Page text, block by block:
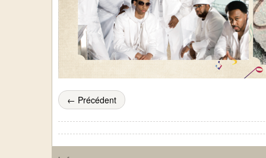
← Précédent